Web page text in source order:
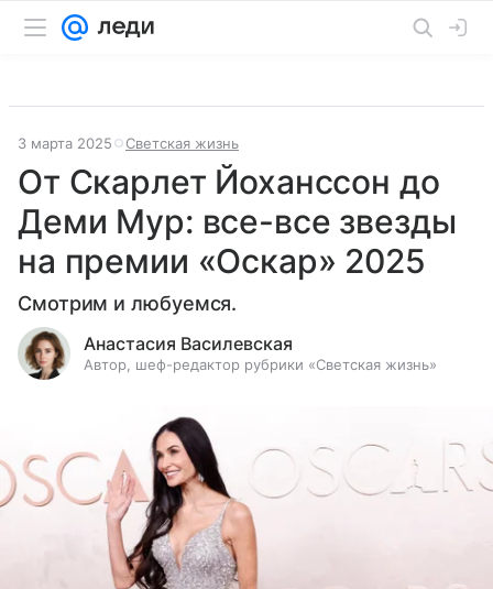
3 марта 2025 Светская жизнь
От Скарлет Йоханссон до
Деми Мур: все-все звезды
на премии «Оскар» 2025
Смотрим и любуемся.
Анастасия Василевская
Автор, шеф-редактор рубрики «Светская жизнь»